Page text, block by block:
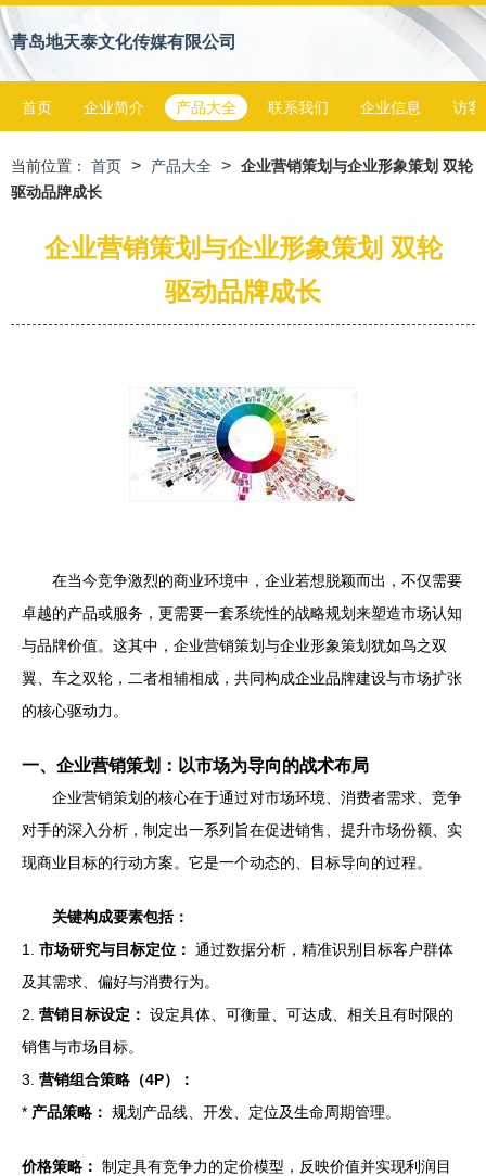
青岛地天泰文化传媒有限公司
首页 企业简介 产品大全 联系我们 企业信息 访客
当前位置： 首页 > 产品大全 > 企业营销策划与企业形象策划 双轮
驱动品牌成长
企业营销策划与企业形象策划 双轮
驱动品牌成长
在当今竞争激烈的商业环境中，企业若想脱颖而出，不仅需要
卓越的产品或服务，更需要一套系统性的战略规划来塑造市场认知
与品牌价值。这其中，企业营销策划与企业形象策划犹如鸟之双
翼、车之双轮，二者相辅相成，共同构成企业品牌建设与市场扩张
的核心驱动力。
一、企业营销策划：以市场为导向的战术布局
企业营销策划的核心在于通过对市场环境、消费者需求、竞争
对手的深入分析，制定出一系列旨在促进销售、提升市场份额、实
现商业目标的行动方案。它是一个动态的、目标导向的过程。
关键构成要素包括：
1. 市场研究与目标定位： 通过数据分析，精准识别目标客户群体
及其需求、偏好与消费行为。
2. 营销目标设定： 设定具体、可衡量、可达成、相关且有时限的
销售与市场目标。
3. 营销组合策略（4P）：
* 产品策略： 规划产品线、开发、定位及生命周期管理。
价格策略： 制定具有竞争力的定价模型，反映价值并实现利润目